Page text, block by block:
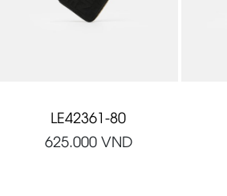
LE42361-80
625.000VND